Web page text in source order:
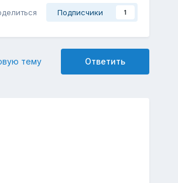
Подписчики 1
Ответить
тему